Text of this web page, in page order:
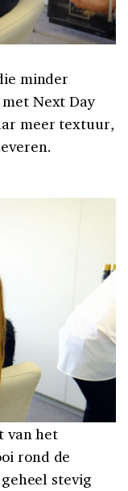
minder
Next Day
meer textuur,
van het
rond de
stevig